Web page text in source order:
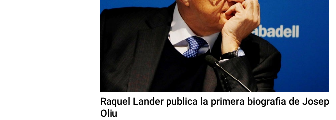
Raquel Lander publica la primera biografia de Josep
Oliu